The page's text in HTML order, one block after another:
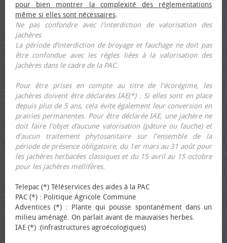
pour bien montrer la complexité des réglementations
même si elles sont nécessaires.
Ne pas confondre avec l'interdiction de valorisation des
jachères
La période d’interdiction de broyage et fauchage ne doit pas
être confondue avec les règles liées à la valorisation des
jachères dans le cadre de la PAC.
Pour être prises en compte au titre de l'écorégime, les
jachères doivent être déclarées IAE(*) . Si elles sont en place
depuis plus de 5 ans, cela évite également leur conversion en
prairies permanentes. Pour être déclarée IAE, une jachère ne
doit faire l'objet d’aucune valorisation (pâture ou fauche) et
d'aucun traitement phytosanitaire sur l'ensemble de la
période de présence obligatoire, du 1er mars au 31 août pour
les jachères herbacées classiques et du 15 avril au 15 octobre
pour les jachères mellifères.
Telepac (*) Téléservices des aides à la PAC
PAC (*) : Politique Agricole Commune
Adventices (*) : Plante qui pousse spontanément dans un
milieu aménagé. On parlait avant de mauvaises herbes.
IAE (*) :(infrastructures agroécologiques)